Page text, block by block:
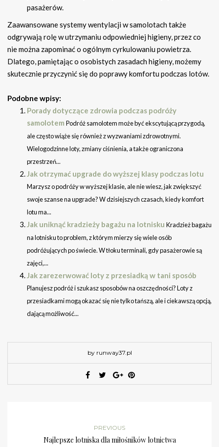
pasażerów.
Zaawansowane systemy wentylacji w samolotach także
odgrywają rolę w utrzymaniu odpowiedniej higieny, przez co
nie można zapominać o ogólnym cyrkulowaniu powietrza.
Dlatego, pamiętając o osobistych zasadach higieny, możemy
skutecznie przyczynić się do poprawy komfortu podczas lotów.
Podobne wpisy:
Porady dotyczące zdrowia podczas podróży
samolotem Podróż samolotem może być ekscytującą przygodą,
ale często wiąże się również z wyzwaniami zdrowotnymi.
Wielogodzinne loty, zmiany ciśnienia, a także ograniczona
przestrzeń...
Jak otrzymać upgrade do wyższej klasy podczas lotu
Marzysz o podróży w wyższej klasie, ale nie wiesz, jak zwiększyć
swoje szanse na upgrade? W dzisiejszych czasach, kiedy komfort
lotu ma...
Jak uniknąć kradzieży bagażu na lotnisku Kradzież bagażu
na lotnisku to problem, z którym mierzy się wiele osób
podróżujących po świecie. W tłoku terminali, gdy pasażerowie są
zajęci,...
Jak zarezerwować loty z przesiadką w tani sposób
Planujesz podróż i szukasz sposobów na oszczędności? Loty z
przesiadkami mogą okazać się nie tylko tańszą, ale i ciekawszą opcją,
dającą możliwość...
by runway37.pl
PREVIOUS
Najlepsze lotniska dla miłośników lotnictwa